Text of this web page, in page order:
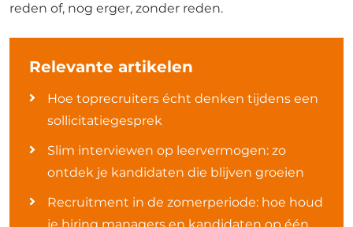
reden of, nog erger, zonder reden.
Relevante artikelen
Hoe toprecruiters écht denken tijdens een
sollicitatiegesprek
Slim interviewen op leervermogen: zo
ontdek je kandidaten die blijven groeien
Recruitment in de zomerperiode: hoe houd